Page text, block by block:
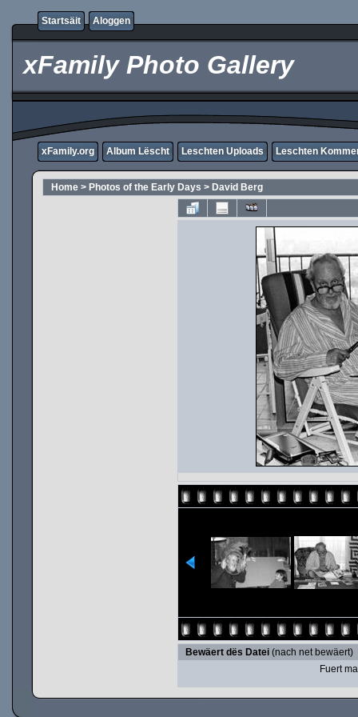
Startsäit Aloggen
xFamily Photo Gallery
xFamily.org Album Lëscht Leschten Uploads Leschten
Home > Photos of the Early Days > David Berg
Bewäert dës Datei(nach net bewäert)
Fuert